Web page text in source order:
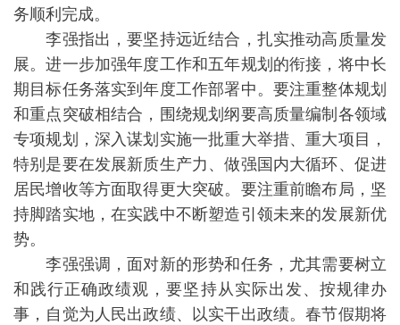
务顺利完成。
李强指出，要坚持远近结合，扎实推动高质量发
展。进一步加强年度工作和五年规划的衔接，将中长
期目标任务落实到年度工作部署中。要注重整体规划
和重点突破相结合，围绕规划纲要高质量编制各领域
专项规划，深入谋划实施一批重大举措、重大项目，
特别是要在发展新质生产力、做强国内大循环、促进
居民增收等方面取得更大突破。要注重前瞻布局，坚
持脚踏实地，在实践中不断塑造引领未来的发展新优
势。
李强强调，面对新的形势和任务，尤其需要树立
和践行正确政绩观，要坚持从实际出发、按规律办
事，自觉为人民出政绩、以实干出政绩。春节假期将